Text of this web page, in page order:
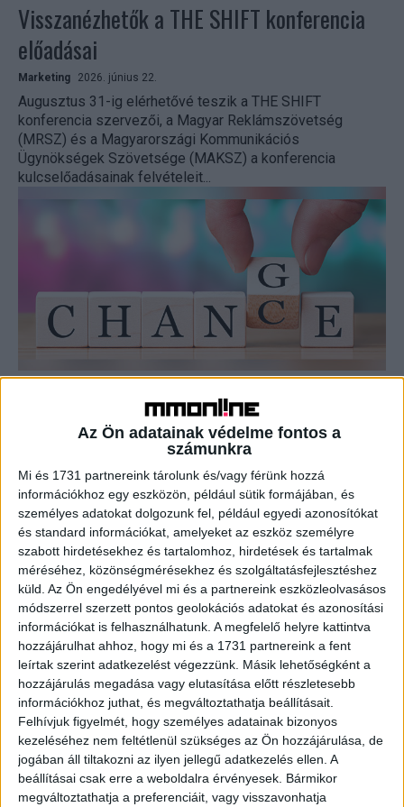
Az Ön adatainak védelme fontos a
számunkra
Mi és 1731 partnereink tárolunk és/vagy férünk hozzá
információkhoz egy eszközön, például sütik formájában, és
személyes adatokat dolgozunk fel, például egyedi azonosítókat
és standard információkat, amelyeket az eszköz személyre
szabott hirdetésekhez és tartalomhoz, hirdetések és tartalmak
méréséhez, közönségmérésekhez és szolgáltatásfejlesztéshez
küld. Az Ön engedélyével mi és a partnereink eszközleolvasásos
módszerrel szerzett pontos geolokációs adatokat és azonosítási
információkat is felhasználhatunk. A megfelelő helyre kattintva
hozzájárulhat ahhoz, hogy mi és a 1731 partnereink a fent
leírtak szerint adatkezelést végezzünk. Másik lehetőségként a
hozzájárulás megadása vagy elutasítása előtt részletesebb
információkhoz juthat, és megváltoztathatja beállításait.
Felhívjuk figyelmét, hogy személyes adatainak bizonyos
kezeléséhez nem feltétlenül szükséges az Ön hozzájárulása, de
jogában áll tiltakozni az ilyen jellegű adatkezelés ellen. A
beállításai csak erre a weboldalra érvényesek. Bármikor
megváltoztathatja a preferenciáit, vagy visszavonhatja
Visszanézhetők a THE SHIFT konferencia
előadásai
Marketing 2026. június 22.
Augusztus 31-ig elérhetővé teszik a THE SHIFT
konferencia szervezői, a Magyar Reklámszövetség
(MRSZ) és a Magyarországi Kommunikációs
Ügynökségek Szövetsége (MAKSZ) a konferencia
kulcselőadásainak felvételeit...
Iparági újratervezés programot hirdet az
A Magyar Reklámszövetség (MRSZ) transzparens,
széleskörű iparági újratervezés programot hirdet, közös
gondolkodásra és cselekvésre invitálva a teljes szakmát.
Az MRSZ vezetésével a szakmai szervezetek...
A reklámadó végleges kivezetésében bízik
az MRSZ